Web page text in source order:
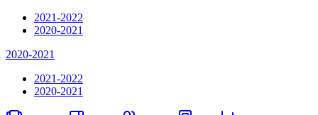
2021-2022
2020-2021
2020-2021
2021-2022
2020-2021